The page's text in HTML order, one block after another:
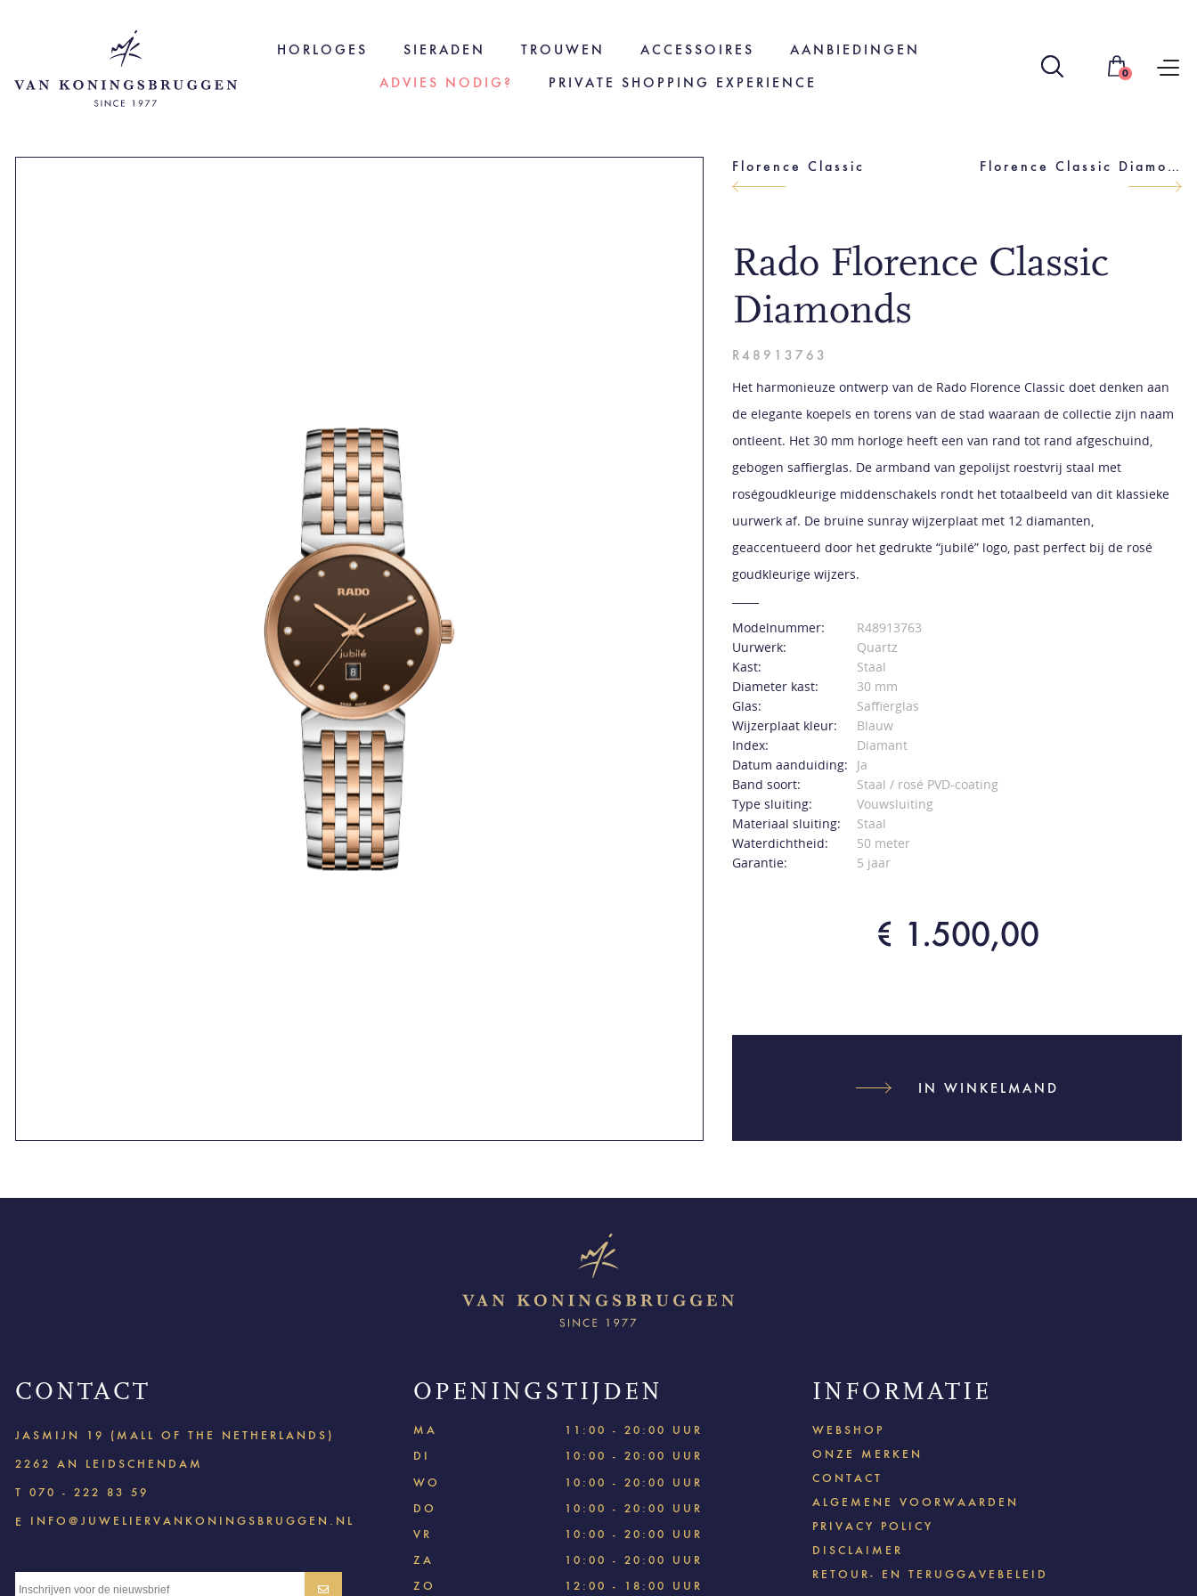
HORLOGES SIERADEN TROUWEN ACCESSOIRES
AANBIEDINGEN
ADVIES NODIG?
PRIVATE SHOPPING EXPERIENCE
0
Florence Classic Florence Classic Diamonds
Rado Florence Classic
Diamonds
R48913763
Het harmonieuze ontwerp van de Rado Florence Classic doet denken aan
de elegante koepels en torens van de stad waaraan de collectie zijn naam
ontleent. Het 30 mm horloge heeft een van rand tot rand afgeschuind,
gebogen saffierglas. De armband van gepolijst roestvrij staal met
roségoudkleurige middenschakels rondt het totaalbeeld van dit klassieke
uurwerk af. De bruine sunray wijzerplaat met 12 diamanten,
geaccentueerd door het gedrukte “jubilé” logo, past perfect bij de rosé
goudkleurige wijzers.
Modelnummer:
R48913763
Uurwerk:
Quartz
Kast:
Staal
Diameter kast:
30 mm
Glas:
Saffierglas
Wijzerplaat kleur:
Blauw
Index:
Diamant
Datum aanduiding:
Ja
Band soort:
Staal / rosé PVD-coating
Type sluiting:
Vouwsluiting
Materiaal sluiting:
Staal
Waterdichtheid:
50 meter
Garantie:
5 jaar
€ 1.500,00
IN WINKELMAND
CONTACT
JASMIJN 19 (MALL OF THE NETHERLANDS)
2262 AN LEIDSCHENDAM
T 070 - 222 83 59
E INFO@JUWELIERVANKONINGSBRUGGEN.NL
OPENINGSTIJDEN
MA
11:00 - 20:00 UUR
DI
10:00 - 20:00 UUR
WO
10:00 - 20:00 UUR
DO
10:00 - 20:00 UUR
VR
10:00 - 20:00 UUR
ZA
10:00 - 20:00 UUR
ZO
12:00 - 18:00 UUR
INFORMATIE
WEBSHOP
ONZE MERKEN
CONTACT
ALGEMENE VOORWAARDEN
PRIVACY POLICY
DISCLAIMER
RETOUR- EN TERUGGAVEBELEID